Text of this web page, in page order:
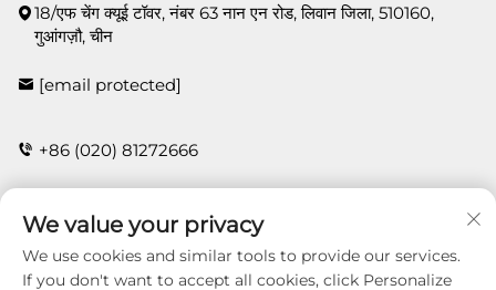
18/एफ चेंग क्यूई टॉवर, नंबर 63 नान एन रोड, लिवान जिला, 510160,
गुआंगज़ौ, चीन
[email protected]
+86 (020) 81272666
संपर्क
We value your privacy
We use cookies and similar tools to provide our services.
If you don't want to accept all cookies, click Personalize